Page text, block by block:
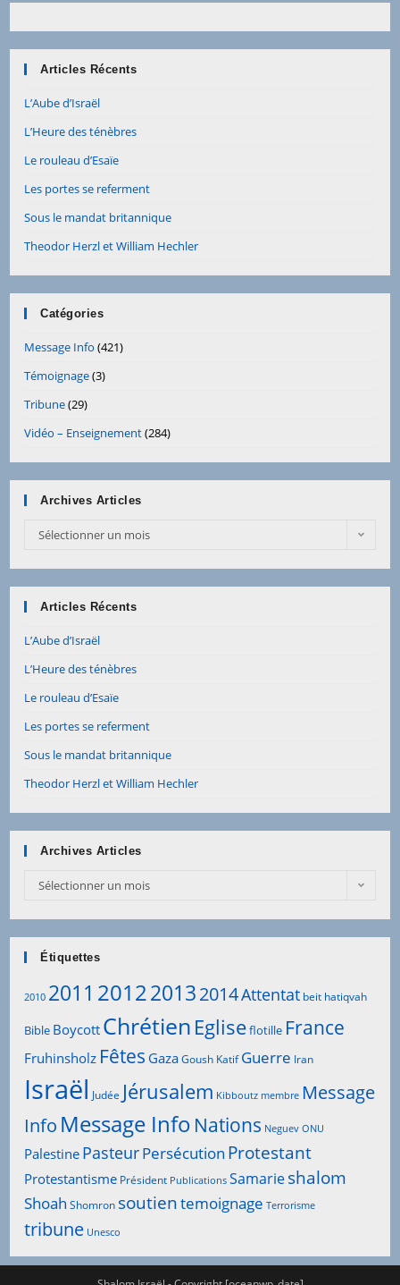
Articles Récents
L’Aube d’Israël
L’Heure des ténèbres
Le rouleau d’Esaïe
Les portes se referment
Sous le mandat britannique
Theodor Herzl et William Hechler
Catégories
Message Info (421)
Témoignage(3)
Tribune(29)
Vidéo – Enseignement(284)
Archives Articles
Sélectionner un mois
Articles Récents
L’Aube d’Israël
L’Heure des ténèbres
Le rouleau d’Esaïe
Les portes se referment
Sous le mandat britannique
Theodor Herzl et William Hechler
Archives Articles
Sélectionner un mois
Étiquettes
2010 2011 201220132014Attentat beit hatiqvah
Bible Boycott Chrétien Egliseflotille France
Fruhinsholz Fêtes GazaGoush Katif Guerre Iran
Israël Judée Jérusalem Kibboutz membre Message
Info Message Info Nations Neguev ONU
Palestine PasteurPersécution Protestant
Protestantisme Président Publications Samarieshalom
Shoah Shomron soutientemoignage Terrorisme
tribune Unesco